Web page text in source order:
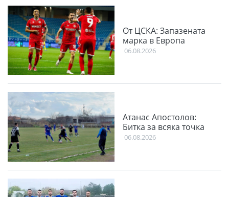
От ЦСКА: Запазената
марка в Европа
06.08.2026
Атанас Апостолов:
Битка за всяка точка
06.08.2026